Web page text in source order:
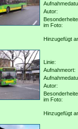
Autor:
im Foto:
Hinzugefügt
Linie:
Aufnahmeort:
Autor:
im Foto:
Hinzugefügt